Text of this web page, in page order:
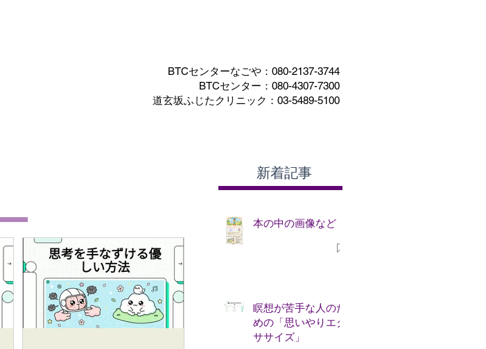
BTCセンターなごや：080-2137-3744​
BTCセンター​： 080-4307-7300
​道玄坂ふじたクリニック：03-5489-5100
新着記事
本の中の画像など
瞑想が苦手な人のた
めの「思いやりエク
ササイズ」